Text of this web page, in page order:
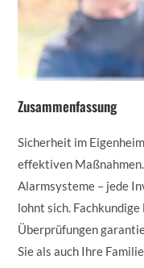
Zusammenfassung
Sicherheit im
effektiven
Alarmsysteme – jede
lohnt sich.
Überprüfungen
Sie als auch Ihre